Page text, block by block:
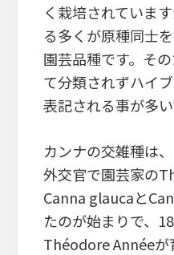
く栽培されていま
る多くが原種同士
園芸品種です。そ
て分類されずハイ
表記される事が多い
カンナの交雑種は
外交官で園芸家の
Canna glaucaと
たのが始まりで、
Théodore Annéeが